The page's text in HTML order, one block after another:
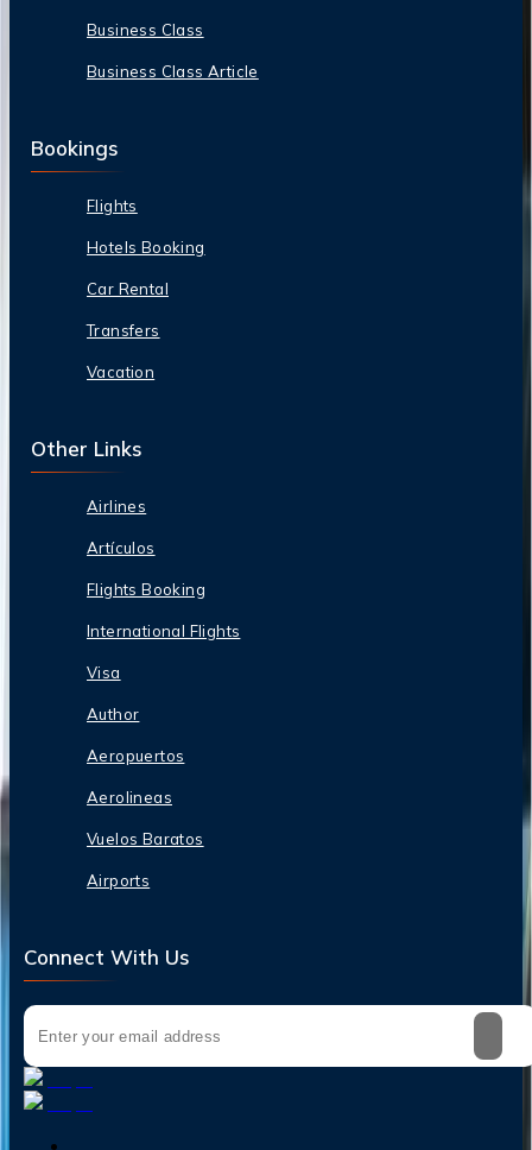
Business Class
Business Class Article
Bookings
Flights
Hotels Booking
Car Rental
Transfers
Vacation
Other Links
Airlines
Artículos
Flights Booking
International Flights
Visa
Author
Aeropuertos
Aerolineas
Vuelos Baratos
Airports
Connect With Us